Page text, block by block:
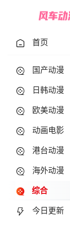
首页
国产动漫
日韩动漫
欧美动漫
动画电影
港台动漫
海外动漫
综合
今日更新